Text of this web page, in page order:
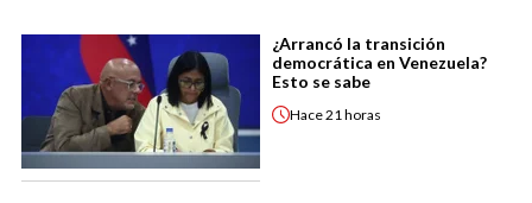
¿Arrancó la transición
democrática en Venezuela?
Esto se sabe
Hace21 horas